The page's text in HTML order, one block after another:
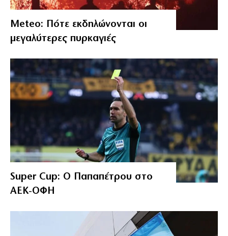
Meteo: Πότε εκδηλώνονται οι
μεγαλύτερες πυρκαγιές
Super Cup: Ο Παπαπέτρου στο
ΑΕΚ-ΟΦΗ